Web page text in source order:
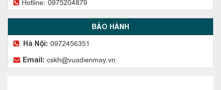
BẢO HÀNH
Hà Nội: 0972456351
Email: cskh@vuadienmay.vn